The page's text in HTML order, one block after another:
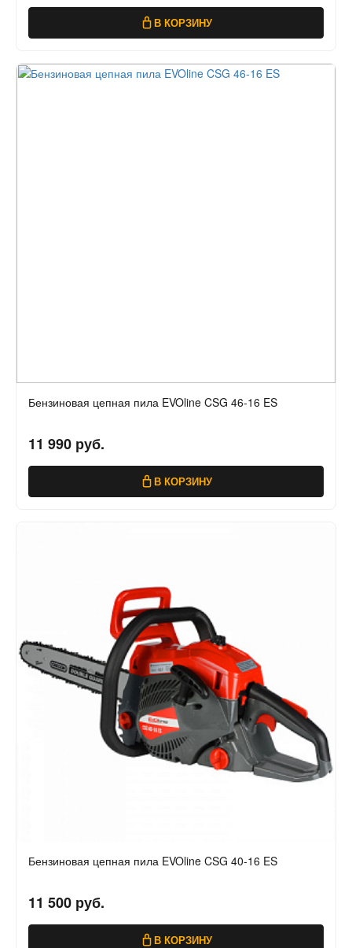
В КОРЗИНУ
Бензиновая цепная пила EVOline CSG 46-16 ES
11 990 руб.
В КОРЗИНУ
Бензиновая цепная пила EVOline CSG 40-16 ES
11 500 руб.
В КОРЗИНУ